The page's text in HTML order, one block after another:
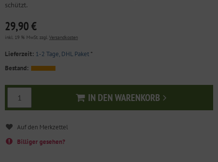
schützt.
29,90 €
inkl. 19 % MwSt. zzgl. Versandkosten
Lieferzeit: 1-2 Tage, DHL Paket*
Bestand:
IN DEN WARENKORB
In den Warenkorb
Billiger gesehen?